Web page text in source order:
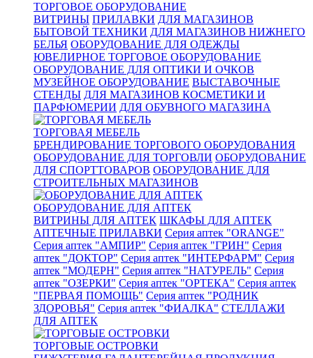
ТОРГОВОЕ ОБОРУДОВАНИЕ
ВИТРИНЫ ПРИЛАВКИ ДЛЯ МАГАЗИНОВ
БЫТОВОЙ ТЕХНИКИ ДЛЯ МАГАЗИНОВ НИЖНЕГО
БЕЛЬЯ ОБОРУДОВАНИЕ ДЛЯ ОДЕЖДЫ
ЮВЕЛИРНОЕ ТОРГОВОЕ ОБОРУДОВАНИЕ
ОБОРУДОВАНИЕ ДЛЯ ОПТИКИ И ОЧКОВ
МУЗЕЙНОЕ ОБОРУДОВАНИЕ ВЫСТАВОЧНЫЕ
СТЕНДЫ ДЛЯ МАГАЗИНОВ КОСМЕТИКИ И
ПАРФЮМЕРИИ ДЛЯ ОБУВНОГО МАГАЗИНА
ТОРГОВАЯ МЕБЕЛЬ
БРЕНДИРОВАНИЕ ТОРГОВОГО ОБОРУДОВАНИЯ
ОБОРУДОВАНИЕ ДЛЯ ТОРГОВЛИ ОБОРУДОВАНИЕ
ДЛЯ СПОРТТОВАРОВ ОБОРУДОВАНИЕ ДЛЯ
СТРОИТЕЛЬНЫХ МАГАЗИНОВ
ОБОРУДОВАНИЕ ДЛЯ АПТЕК
ВИТРИНЫ ДЛЯ АПТЕК ШКАФЫ ДЛЯ АПТЕК
АПТЕЧНЫЕ ПРИЛАВКИ Серия аптек "ORANGE"
Серия аптек "АМПИР" Серия аптек "ГРИН" Серия
аптек "ДОКТОР" Серия аптек "ИНТЕРФАРМ" Серия
аптек "МОДЕРН" Серия аптек "НАТУРЕЛЬ" Серия
аптек "ОЗЕРКИ" Серия аптек "ОРТЕКА" Серия аптек
"ПЕРВАЯ ПОМОЩЬ" Серия аптек "РОДНИК
ЗДОРОВЬЯ" Серия аптек "ФИАЛКА" СТЕЛЛАЖИ
ДЛЯ АПТЕК
ТОРГОВЫЕ ОСТРОВКИ